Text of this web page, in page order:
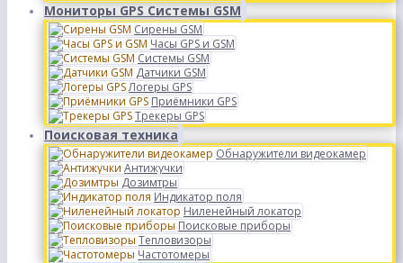
Мониторы GPS Системы GSM
Сирены GSM
Часы GPS и GSM
Системы GSM
Датчики GSM
Логеры GPS
Приёмники GPS
Трекеры GPS
Поисковая техника
Обнаружители видеокамер
Антижучки
Дозимтры
Индикатор поля
Ниленейный локатор
Поисковые приборы
Тепловизоры
Частотомеры